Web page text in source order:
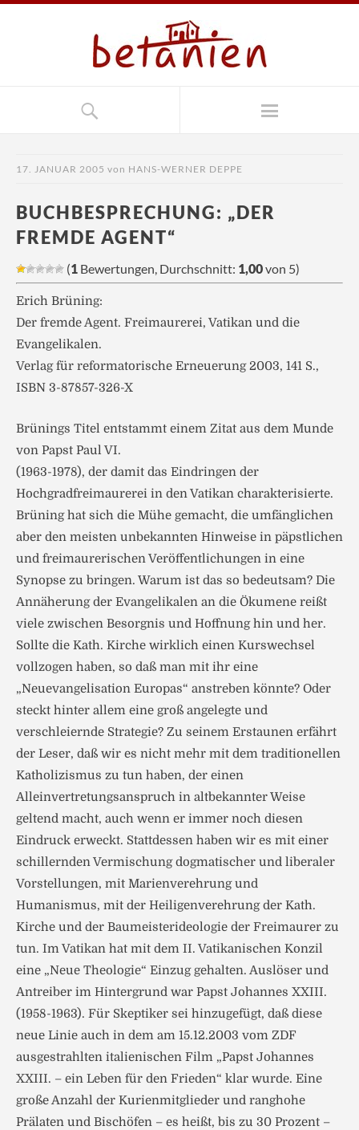
17. JANUAR 2005 von HANS-WERNER DEPPE
BUCHBESPRECHUNG: „DER
FREMDE AGENT“
(1 Bewertungen, Durchschnitt: 1,00von 5)
Erich Brüning:
Der fremde Agent. Freimaurerei, Vatikan und die
Evangelikalen.
Verlag für reformatorische Erneuerung 2003, 141 S.,
ISBN 3-87857-326-X
Brünings Titel entstammt einem Zitat aus dem Munde
von Papst Paul VI.
(1963-1978), der damit das Eindringen der
Hochgradfreimaurerei in den Vatikan charakterisierte.
Brüning hat sich die Mühe gemacht, die umfänglichen
aber den meisten unbekannten Hinweise in päpstlichen
und freimaurerischen Veröffentlichungen in eine
Synopse zu bringen. Warum ist das so bedeutsam? Die
Annäherung der Evangelikalen an die Ökumene reißt
viele zwischen Besorgnis und Hoffnung hin und her.
Sollte die Kath. Kirche wirklich einen Kurswechsel
vollzogen haben, so daß man mit ihr eine
„Neuevangelisation Europas“ anstreben könnte? Oder
steckt hinter allem eine groß angelegte und
verschleiernde Strategie? Zu seinem Erstaunen erfährt
der Leser, daß wir es nicht mehr mit dem traditionellen
Katholizismus zu tun haben, der einen
Alleinvertretungsanspruch in altbekannter Weise
geltend macht, auch wenn er immer noch diesen
Eindruck erweckt. Stattdessen haben wir es mit einer
schillernden Vermischung dogmatischer und liberaler
Vorstellungen, mit Marienverehrung und
Humanismus, mit der Heiligenverehrung der Kath.
Kirche und der Baumeisterideologie der Freimaurer zu
tun. Im Vatikan hat mit dem II. Vatikanischen Konzil
eine „Neue Theologie“ Einzug gehalten. Auslöser und
Antreiber im Hintergrund war Papst Johannes XXIII.
(1958-1963). Für Skeptiker sei hinzugefügt, daß diese
neue Linie auch in dem am 15.12.2003 vom ZDF
ausgestrahlten italienischen Film „Papst Johannes
XXIII. – ein Leben für den Frieden“ klar wurde. Eine
große Anzahl der Kurienmitglieder und ranghohe
Prälaten und Bischöfen – es heißt, bis zu 30 Prozent –